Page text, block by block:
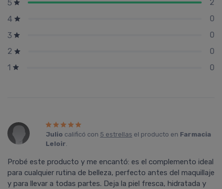
5
2
4
0
3
0
2
0
1
0
Julio calificó con 5 estrellas el producto en Farmacia
Leloir.
Probé este producto y me encantó: es el complemento ideal
para cualquier rutina de belleza, perfecto antes del maquillaje
y para llevar a todas partes. Deja la piel fresca, hidratada y